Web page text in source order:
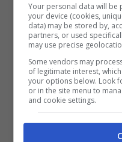
Your personal data will
your device (cookies,
data) may be stored by,
partners, or used
may use precise
Some vendors may
of legitimate interest,
your options below. Look
or in the site menu to
and cookie settings.